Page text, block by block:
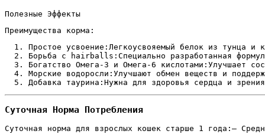
Полезные Эффекты
Преимущества корма:
Простое усвоение:Легкоусвояемый белок из тунца и
Борьба с hairballs:Специально разработанная
Богатство Омега-3 и Омега-6 кислотами:Улучшает
Морские водоросли:Улучшают обмен веществ и
Добавка таурина:Нужна для здоровья сердца и
Суточная Норма Потребления
Суточная норма для взрослых кошек старше 1 года:—